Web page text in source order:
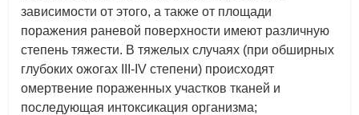
зависимости от этого, а также от площади
поражения раневой поверхности имеют различную
степень тяжести. В тяжелых случаях (при обширных
глубоких ожогах III-IV степени) происходят
омертвение пораженных участков тканей и
последующая интоксикация организма;